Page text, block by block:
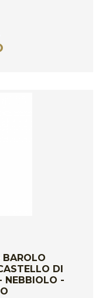
BAROLO
DI
NEBBIOLO -